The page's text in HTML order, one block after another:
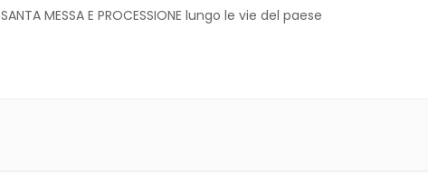
SANTA MESSA E PROCESSIONE lungo le vie del paese